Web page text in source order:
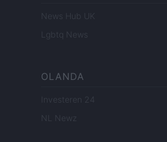
News Hub UK
Lgbtq News
OLANDA
Investeren 24
NL Newz